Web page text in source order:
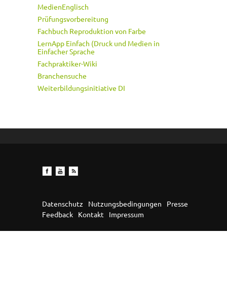
MedienEnglisch
Prüfungsvorbereitung
Fachbuch Reproduktion von Farbe
LernApp Einfach (Druck und Medien in
Einfacher Sprache
Fachpraktiker-Wiki
Branchensuche
Weiterbildungsinitiative DI
Datenschutz Nutzungsbedingungen
Presse
Feedback
Kontakt Impressum